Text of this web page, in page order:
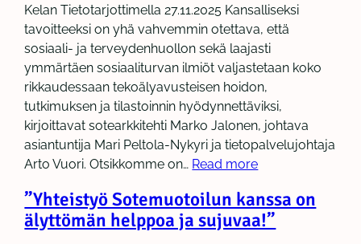
Kelan Tietotarjottimella 27.11.2025 Kansalliseksi
tavoitteeksi on yhä vahvemmin otettava, että
sosiaali- ja terveydenhuollon sekä laajasti
ymmärtäen sosiaaliturvan ilmiöt valjastetaan koko
rikkaudessaan tekoälyavusteisen hoidon,
tutkimuksen ja tilastoinnin hyödynnettäviksi,
kirjoittavat sotearkkitehti Marko Jalonen, johtava
asiantuntija Mari Peltola-Nykyri ja tietopalvelujohtaja
Arto Vuori. Otsikkomme on… Read more
”Yhteistyö Sotemuotoilun kanssa on
älyttömän helppoa ja sujuvaa!”